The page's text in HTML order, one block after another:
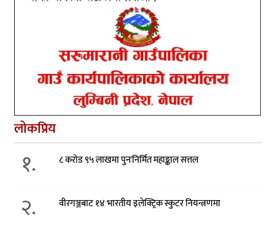
लोकप्रिय
१. ८ करोड ९५ लाखमा पुनःनिर्मित महाङ्काल सत्तल
२. वीरगञ्जबाट १४ भारतीय इलेक्ट्रिक स्कुटर नियन्त्रणमा